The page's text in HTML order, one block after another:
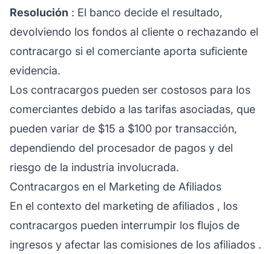
Resolución : El banco decide el resultado,
devolviendo los fondos al cliente o rechazando el
contracargo si el comerciante aporta suficiente
evidencia.
Los contracargos pueden ser costosos para los
comerciantes debido a las tarifas asociadas, que
pueden variar de $15 a $100 por transacción,
dependiendo del procesador de pagos y del
riesgo de la industria involucrada.
Contracargos en el Marketing de Afiliados
En el contexto del marketing de afiliados , los
contracargos pueden interrumpir los flujos de
ingresos y afectar las comisiones de los afiliados .